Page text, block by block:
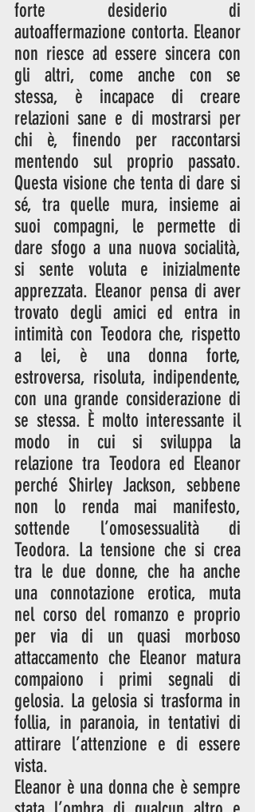
forte desiderio di
autoaffermazione contorta. Eleanor
non riesce ad essere sincera con
gli altri, come anche con se
stessa, è incapace di creare
relazioni sane e di mostrarsi per
chi è, finendo per raccontarsi
mentendo sul proprio passato.
Questa visione che tenta di dare si
sé, tra quelle mura, insieme ai
suoi compagni, le permette di
dare sfogo a una nuova socialità,
si sente voluta e inizialmente
apprezzata. Eleanor pensa di aver
trovato degli amici ed entra in
intimità con Teodora che, rispetto
a lei, è una donna forte,
estroversa, risoluta, indipendente,
con una grande considerazione di
se stessa. È molto interessante il
modo in cui si sviluppa la
relazione tra Teodora ed Eleanor
perché Shirley Jackson, sebbene
non lo renda mai manifesto,
sottende l’omosessualità di
Teodora. La tensione che si crea
tra le due donne, che ha anche
una connotazione erotica, muta
nel corso del romanzo e proprio
per via di un quasi morboso
attaccamento che Eleanor matura
compaiono i primi segnali di
gelosia. La gelosia si trasforma in
follia, in paranoia, in tentativi di
attirare l’attenzione e di essere
vista.
Eleanor è una donna che è sempre